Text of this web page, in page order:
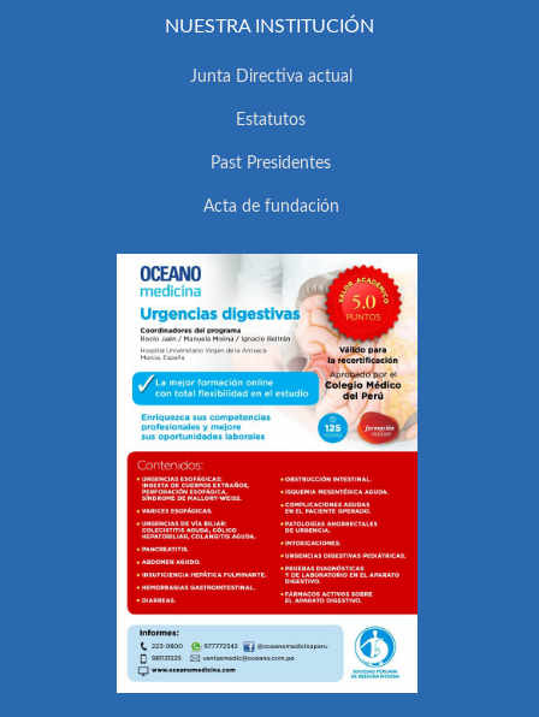
NUESTRA INSTITUCIÓN
Junta Directiva actual
Estatutos
Past Presidentes
Acta de fundación